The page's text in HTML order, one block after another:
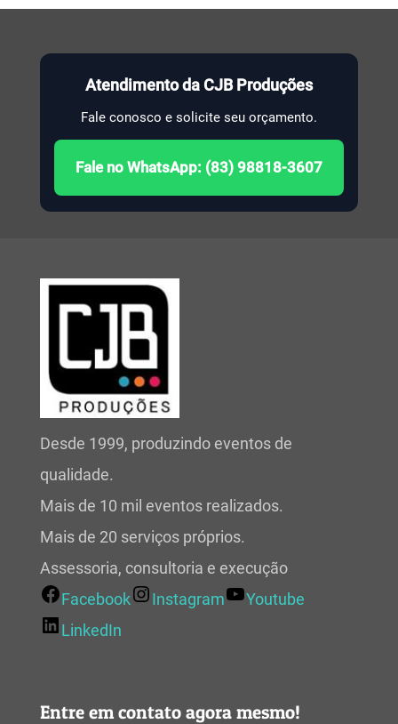
Atendimento da CJB Produções
Fale conosco e solicite seu orçamento.
Fale no WhatsApp: (83) 98818-3607
Desde 1999, produzindo eventos de
qualidade.
Mais de 10 mil eventos realizados.
Mais de 20 serviços próprios.
Assessoria, consultoria e execução
Facebook
Instagram
Youtube
LinkedIn
Entre em contato agora mesmo!